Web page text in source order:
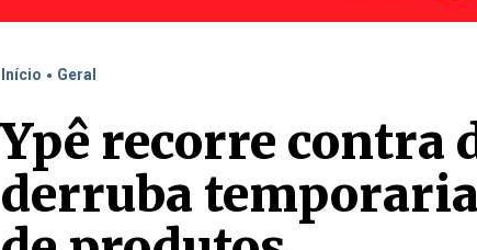
Início . Geral
Ypê recorre contra
derruba